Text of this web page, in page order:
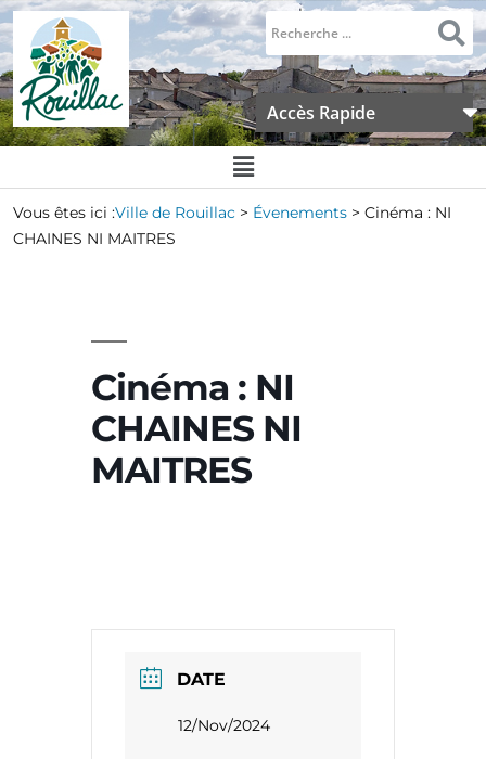
Accès Rapide
Vous êtes ici :Ville de Rouillac > Évenements > Cinéma : NI
CHAINES NI MAITRES
Cinéma : NI
CHAINES NI
MAITRES
DATE
12/Nov/2024